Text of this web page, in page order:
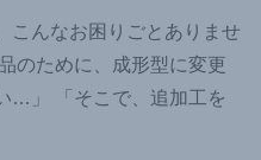
こんなお困りごとありませ
のために、成形型に変更
…」 「そこで、追加工を